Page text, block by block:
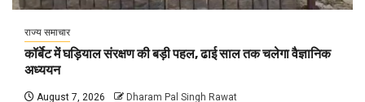
राज्य समाचार
कॉर्बेट में घड़ियाल संरक्षण की बड़ी पहल, ढाई साल तक चलेगा वैज्ञानिक
अध्ययन
August 7, 2026 Dharam Pal Singh Rawat